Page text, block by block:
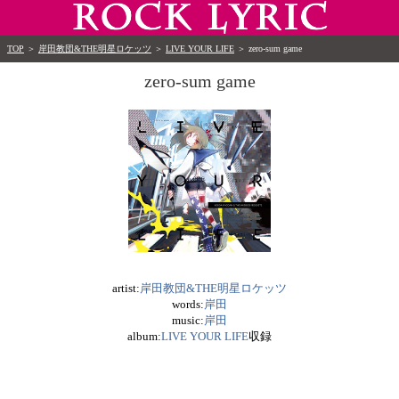
TOP ＞ 岸田教団&THE明星ロケッツ ＞ LIVE YOUR LIFE ＞ zero-sum game
zero-sum game
artist:岸田教団&THE明星ロケッツ
words:岸田
music:岸田
album:LIVE YOUR LIFE収録